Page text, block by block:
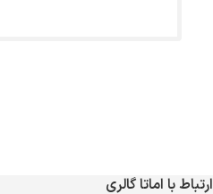
ارتباط با اماتا گالری